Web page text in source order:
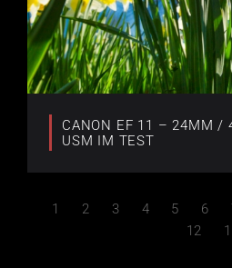
CANON EF 11 – 24MM /
USM IM TEST
1 2 3 4 5 6
12